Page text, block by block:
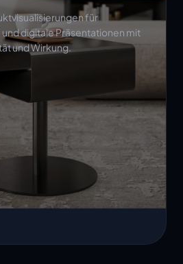
für
digitale Präsentationen mit
und Wirkung.